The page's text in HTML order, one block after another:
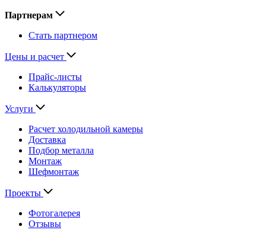
Партнерам
Стать партнером
Цены и расчет
Прайс-листы
Калькуляторы
Услуги
Расчет холодильной камеры
Доставка
Подбор металла
Монтаж
Шефмонтаж
Проекты
Фотогалерея
Отзывы